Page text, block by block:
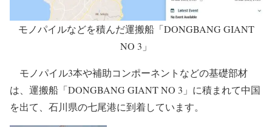
モノパイルなどを積んだ運搬船「DONGBANG GIANT
NO 3」
モノパイル3本や補助コンポーネントなどの基礎部材
は、運搬船「DONGBANG GIANT NO 3」に積まれて中国
を出て、石川県の七尾港に到着しています。